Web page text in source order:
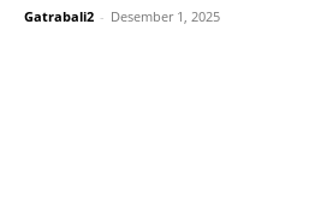
Gatrabali2 - Desember 1, 2025